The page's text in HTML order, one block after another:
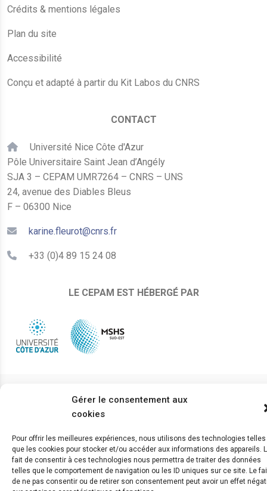
Gérer le consentement aux
cookies
Pour offrir les meilleures expériences, nous utilisons des technologies telles
que les cookies pour stocker et/ou accéder aux informations des appareils.
fait de consentir à ces technologies nous permettra de traiter des données
telles que le comportement de navigation ou les ID uniques sur ce site. Le
de ne pas consentir ou de retirer son consentement peut avoir un effet
Crédits & mentions légales
Plan du site
Accessibilité
Conçu et adapté à partir du Kit Labos du CNRS
CONTACT
Université Nice Côte d'Azur
Pôle Universitaire Saint Jean d’Angély
SJA 3 – CEPAM UMR7264 – CNRS – UNS
24, avenue des Diables Bleus
F – 06300 Nice
karine.fleurot@cnrs.fr
+33 (0)4 89 15 24 08
LE CEPAM EST HÉBERGÉ PAR
© 2024 Copyright:CEPAM UMR7264, CNRS, CNRS